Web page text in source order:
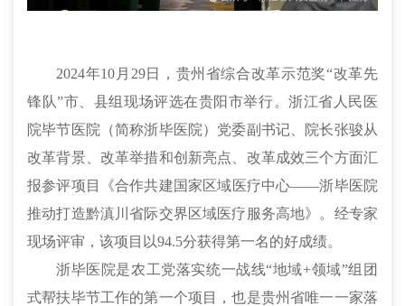
2024年10月29日，贵州省综合改革示范奖“改革先
锋队”市、县组现场评选在贵阳市举行。浙江省人民医
院毕节医院（简称浙毕医院）党委副书记、院长张骏从
改革背景、改革举措和创新亮点、改革成效三个方面汇
报参评项目《合作共建国家区域医疗中心——浙毕医院
推动打造黔滇川省际交界区域医疗服务高地》。经专家
现场评审，该项目以94.5分获得第一名的好成绩。
浙毕医院是农工党落实统一战线“地域+领域”组团
式帮扶毕节工作的第一个项目，也是贵州省唯一一家落